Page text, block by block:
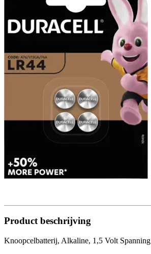
Product beschrijving
Knoopcelbatterij, Alkaline, 1,5 Volt Spanning